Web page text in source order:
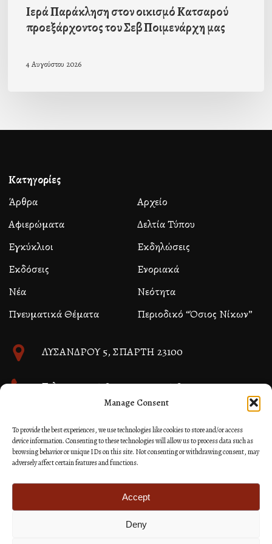
Manage Consent
To provide the best experiences, we use technologies like cookies to store and/or access
device information. Consenting to these technologies will allow us to process data such as
browsing behavior or unique IDs on this site. Not consenting or withdrawing consent, may
adversely affect certain features and functions.
Accept
Deny
Ιερά Παράκληση στον οικισμό Κατσαρού
προεξάρχοντος του Σεβ Ποιμενάρχη μας
4 Αυγούστου 2026
Κατηγορίες
Άρθρα
Αρχείο
Αφιερώματα
Δελτία Τύπου
Εγκύκλιοι
Εκδηλώσεις
Εκδόσεις
Ενοριακά
Νέα
Νεότητα
Πνευματικά Θέματα
Περιοδικό “Όσιος Νίκων”
ΛΥΣΑΝΔΡΟΥ 5, ΣΠΑΡΤΗ 23100
Τηλ. 27310 26580 και 27310 26581
Κατασκευή Ιστοσελίδων Site as you GO: Falcon από